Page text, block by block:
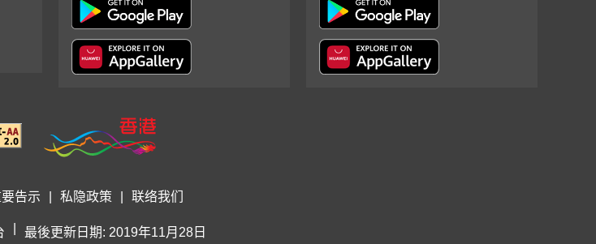
告示 私隐政策 联络我们
最後更新日期: 2019年11月28日